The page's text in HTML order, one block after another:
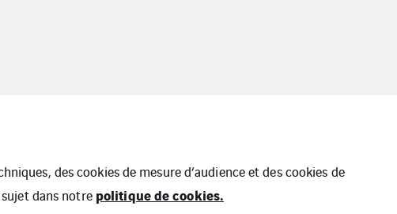
des cookies de mesure d’audience et des cookies de
dans notre politique de cookies.